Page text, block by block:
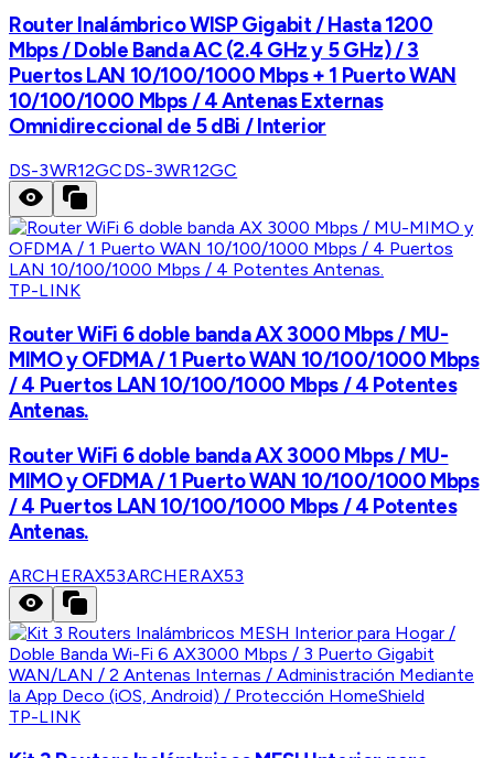
Router Inalámbrico WISP Gigabit / Hasta 1200
Mbps / Doble Banda AC (2.4 GHz y 5 GHz) / 3
Puertos LAN 10/100/1000 Mbps + 1 Puerto WAN
10/100/1000 Mbps / 4 Antenas Externas
Omnidireccional de 5 dBi / Interior
DS-3WR12GCDS-3WR12GC
TP-LINK
Router WiFi 6 doble banda AX 3000 Mbps / MU-
MIMO y OFDMA / 1 Puerto WAN 10/100/1000 Mbps
/ 4 Puertos LAN 10/100/1000 Mbps / 4 Potentes
Antenas.
Router WiFi 6 doble banda AX 3000 Mbps / MU-
MIMO y OFDMA / 1 Puerto WAN 10/100/1000 Mbps
/ 4 Puertos LAN 10/100/1000 Mbps / 4 Potentes
Antenas.
ARCHERAX53ARCHERAX53
TP-LINK